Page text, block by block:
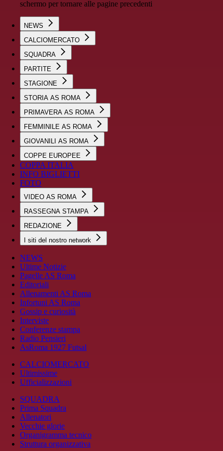
schermo per tornare alle pagine precedenti
NEWS
CALCIOMERCATO
SQUADRA
PARTITE
STAGIONE
STORIA AS ROMA
PRIMAVERA AS ROMA
FEMMINILE AS ROMA
GIOVANILI AS ROMA
COPPE EUROPEE
COPPA ITALIA
INFO BIGLIETTI
FOTO
VIDEO AS ROMA
RASSEGNA STAMPA
REDAZIONE
I siti del nostro network
NEWS
Ultime Notizie
Pagelle AS Roma
Editoriali
Allenamenti AS Roma
Infortuni AS Roma
Gossip e curiosità
Interviste
Conferenze stampa
Radio Pensieri
AsRoma 1927 Futsal
CALCIOMERCATO
Ultimissime
Ufficializzazioni
SQUADRA
Prima Squadra
Allenatori
Vecchie glorie
Organigramma tecnico
Struttura organizzativa